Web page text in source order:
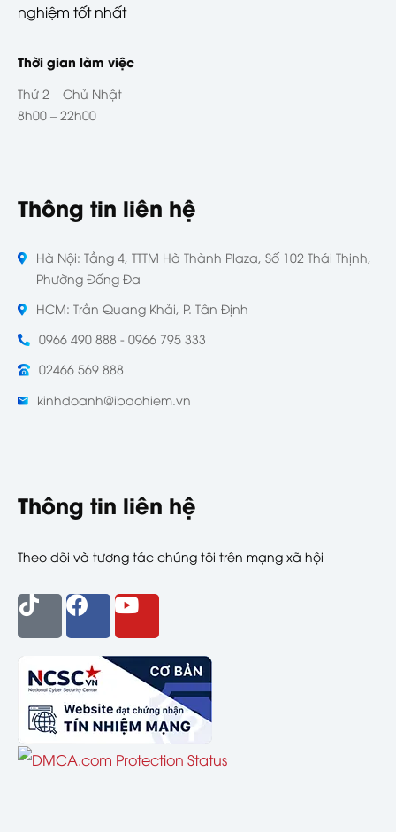
nghiệm tốt nhất
Thời gian làm việc
Thứ 2 – Chủ Nhật
8h00 – 22h00
Thông tin liên hệ
Hà Nội: Tầng 4, TTTM Hà Thành Plaza, Số 102 Thái Thịnh,
Phường Đống Đa
HCM: Trần Quang Khải, P. Tân Định
0966 490 888 - 0966 795 333
02466 569 888
kinhdoanh@ibaohiem.vn
Thông tin liên hệ
Theo dõi và tương tác chúng tôi trên mạng xã hội